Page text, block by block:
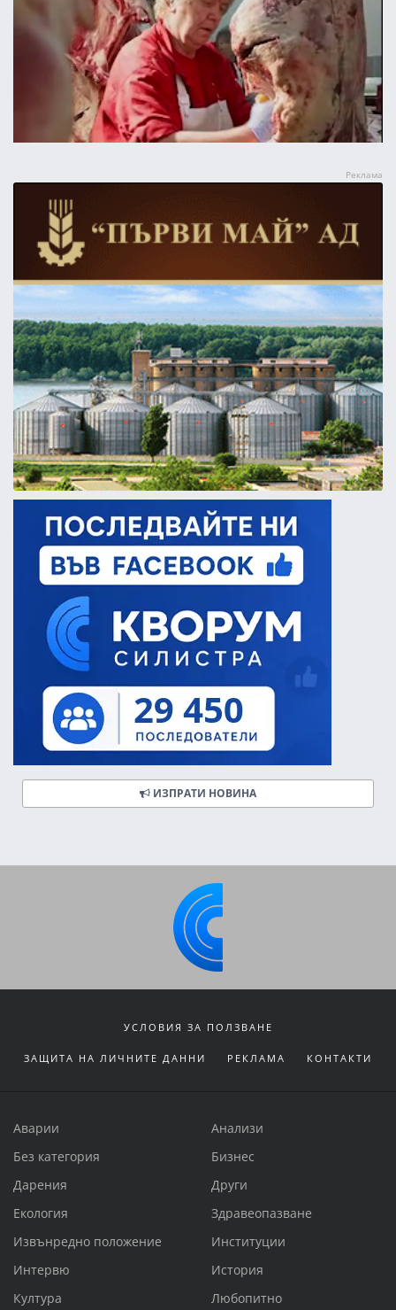
ИЗПРАТИ НОВИНА
УСЛОВИЯ ЗА ПОЛЗВАНЕ
ЗАЩИТА НА ЛИЧНИТЕ ДАННИ РЕКЛАМА КОНТАКТИ
Аварии
Анализи
Без категория
Бизнес
Дарения
Други
Екология
Здравеопазване
Извънредно положение
Институции
Интервю
История
Култура
Любопитно